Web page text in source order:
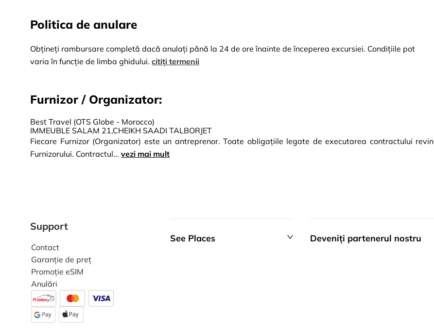
Politica de anulare
Obțineți rambursare completă dacă anulați până la 24 de ore înainte de începerea excursiei. Condițiile pot
varia în funcție de limba ghidului. citiți termenii
Furnizor / Organizator:
Best Travel (OTS Globe - Morocco)
IMMEUBLE SALAM 21,CHEIKH SAADI TALBORJET
Fiecare Furnizor (Organizator) este un antreprenor. Toate obligațiile legate de executarea contractului revin
Furnizorului. Contractul... vezi mai mult
Support
Contact
Garanție de preț
Promoție eSIM
Anulări
See Places Deveniți partenerul nostru